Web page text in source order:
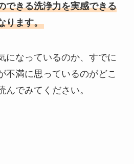
できる洗浄力を実感できる
ります。
になっているのか、すでに
不満に思っているのがどこ
んでみてください。